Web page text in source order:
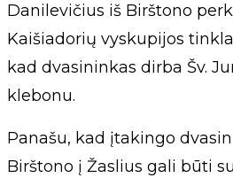
Danilevičius iš Birštono
Kaišiadorių vyskupijos
kad dvasininkas dirba Šv.
klebonu.
Panašu, kad įtakingo
Birštono į Žaslius gali būti